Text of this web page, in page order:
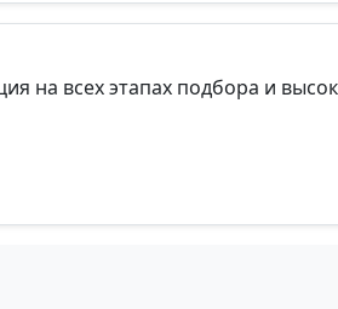
на всех этапах подбора и